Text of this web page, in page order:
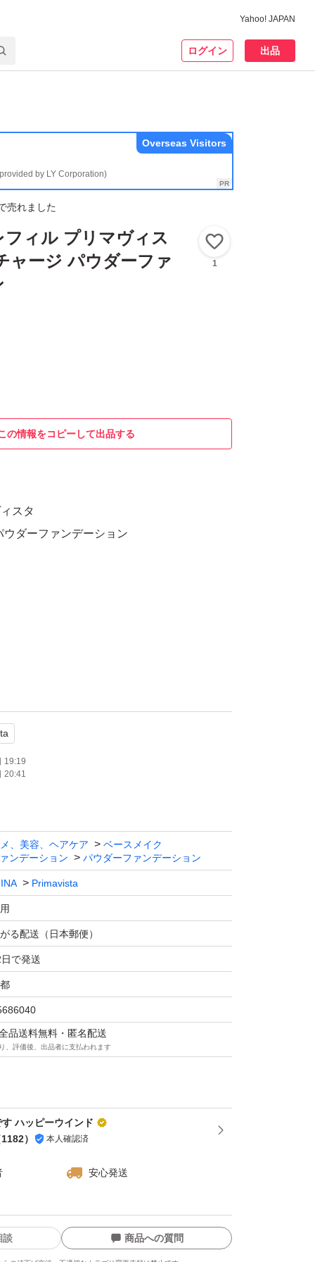
Yahoo! JAPAN
ログイン 出品
by LY Corporation)
Overseas Visitors
売れました
フィル プリマヴィス
ャージ パウダーファ
1
の情報をコピーして出品する
スタ
ウダーファンデーション
ヴェールが肌に溶けこむようにぴたっと密
なめらかな仕上がり。
さを与え毛穴、色むら、くすみを自然にカ
カリやとれ・ヨレを防ぎ、明るい素肌質
素肌感とカバーの両立する、ブライトチャ
ません
タ取得済み
オロフロゴパイト、酸化チタン、シリカ、
イヒ酸エチルヘキシル、ジカプリン酸ネオ
ジメチコン、ミリスチン酸亜鉛、ワセリ
メチコン、含水シリカ、エチルパラベン、
19:19
20:41
、美容、ヘアケア
ベースメイク
ンデーション
パウダーファンデーション
Primavista
る配送（日本郵便）
で発送
品送料無料・匿名配送
、評価後、出品者に支払われます
ハッピーウインド
1182） 本人確認済
安心発送
談 商品への質問